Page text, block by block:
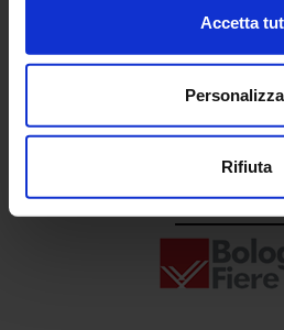
Accetta
Personalizza
Rifiuta
Progetto e